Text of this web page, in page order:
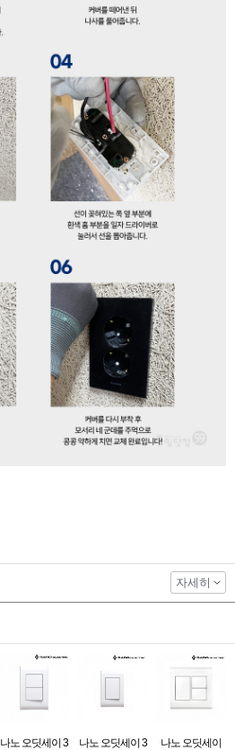
자세히
나노 오딧세이 3
나노 오딧세이 3
나노 오딧세이